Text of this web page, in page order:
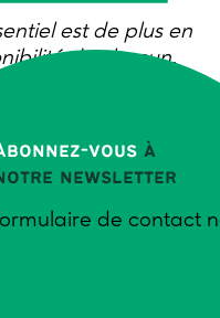
vous à
newsletter
de contact
est de plus en
de chacun.
d’un
produire
de
« La boîte à
»